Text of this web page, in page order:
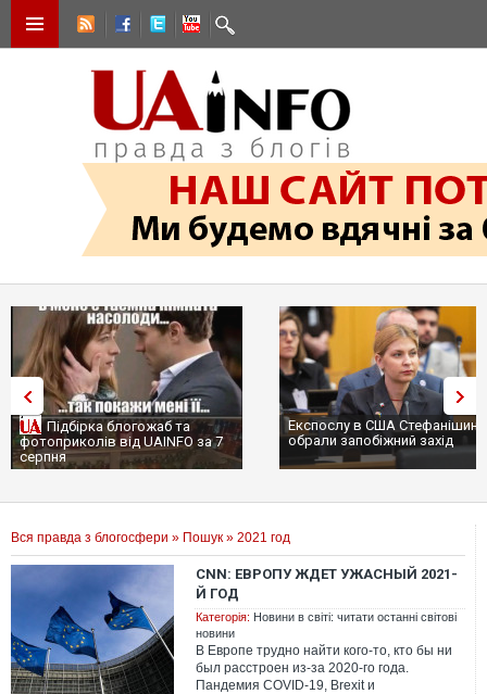
Підбірка блогожаб та
фотоприколів від UAINFO за 7
серпня
Експослу в США
обрали запобіжний захід
Вся правда з блогосфери » Пошук » 2021 год
CNN: ЕВРОПУ ЖДЕТ УЖАСНЫЙ 2021-
Й ГОД
Категорія: Новини в світі: читати останні світові
новини
В Европе трудно найти кого-то, кто бы ни
был расстроен из-за 2020-го года.
Пандемия COVID-19, Brexit и